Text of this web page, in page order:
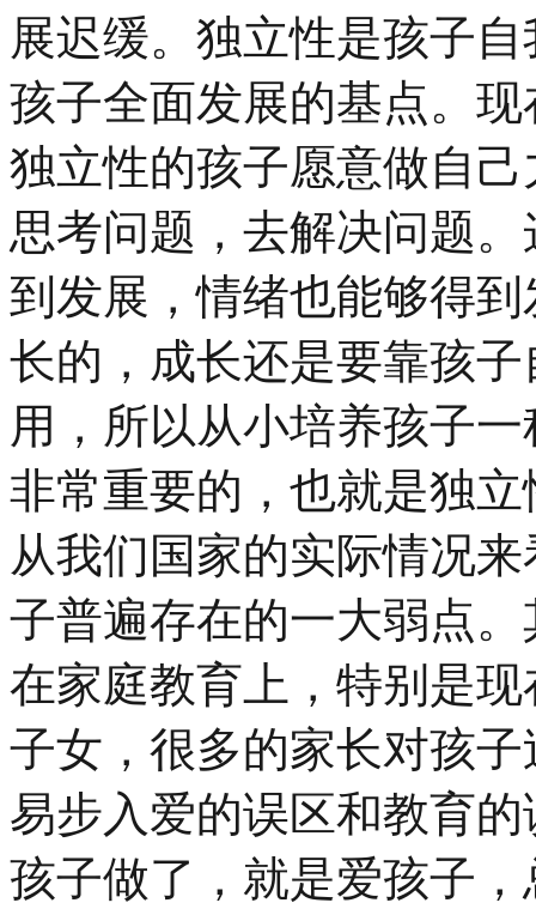
展迟缓。独立性是孩子
孩子全面发展的基点。
独立性的孩子愿意做自
思考问题，去解决问题
到发展，情绪也能够得
长的，成长还是要靠孩
用，所以从小培养孩子
非常重要的，也就是独立
从我们国家的实际情况
子普遍存在的一大弱点
在家庭教育上，特别是
子女，很多的家长对孩
易步入爱的误区和教育
孩子做了，就是爱孩子